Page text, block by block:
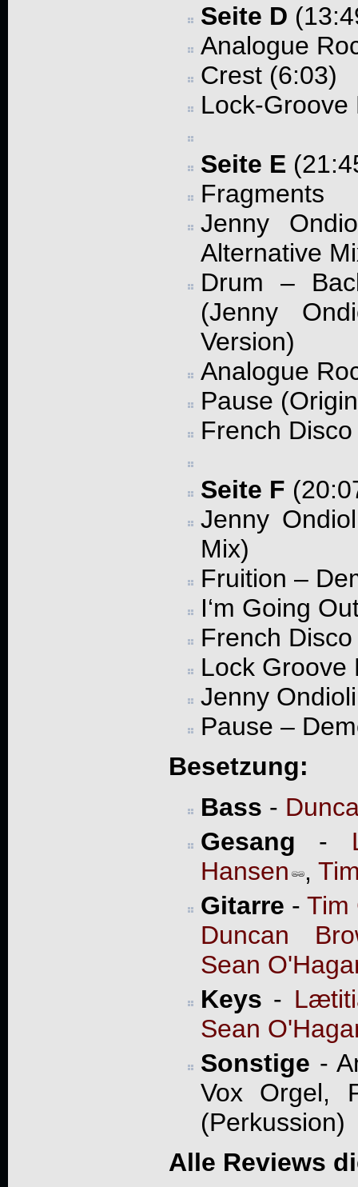
Seite D
Analogue
Crest (6:03)
Lock-Groove
Seite E
Fragments
Jenny
Alternative
Drum –
(Jenny
Version)
Analogue
Pause
French
Seite F
Jenny
Mix)
Fruition –
I‘m Going
French
Lock Groove
Jenny
Pause –
Besetzung:
Bass -
Gesang -
Hansen ,
Gitarre - Tim
Duncan
Sean
Keys -
Sean
Sonstige -
Vox Orgel,
(Perkussion)
Alle Reviews